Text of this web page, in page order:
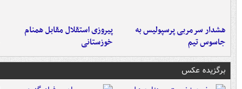
هشدار سرمربی پرسپولیس به
جاسوس تیم
پیروزی استقلال مقابل همنام
خوزستانی
برگزیده عکس